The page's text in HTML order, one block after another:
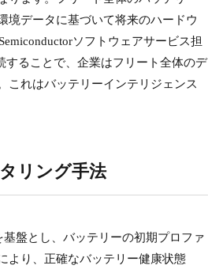
境データに基づいて将来のハードウ
ソフトウェアサービス担
することで、企業はフリート全体のデ
これはバッテリーインテリジェンス
リング手法
基盤とし、バッテリーの初期プロファ
より、正確なバッテリー健康状態